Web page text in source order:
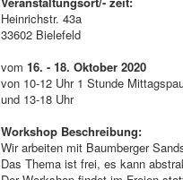
Heinrichstr. 43a
33602 Bielefeld
vom 16. - 18. Oktober 2020
von 10-12 Uhr 1 Stunde
und 13-18 Uhr
Workshop Beschreibung:
Wir arbeiten mit Baumberger
Das Thema ist frei, es kann